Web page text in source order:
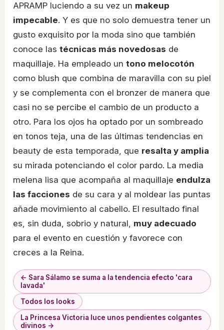
APRAMP luciendo a su vez un makeup
impecable. Y es que no solo demuestra tener un
gusto exquisito por la moda sino que también
conoce las técnicas más novedosas de
maquillaje. Ha empleado un tono melocotón
como blush que combina de maravilla con su piel
y se complementa con el bronzer de manera que
casi no se percibe el cambio de un producto a
otro. Para los ojos ha optado por un sombreado
en tonos teja, una de las últimas tendencias en
beauty de esta temporada, que resalta y amplia
su mirada potenciando el color pardo. La media
melena lisa que acompaña al maquillaje endulza
las facciones de su cara y al moldear las puntas
añade movimiento al cabello. El resultado final
es, sin duda, sobrio y natural, muy adecuado
para el evento en cuestión y favorece con
creces a la Reina.
← Sara Sálamo se suma a la tendencia efecto 'cara
lavada'
Todos los looks
La Princesa Victoria luce unos pendientes colgantes
divinos →